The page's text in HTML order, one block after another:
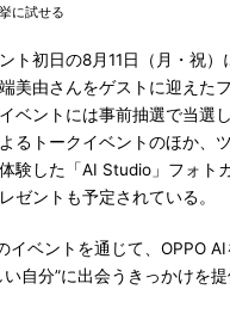
に試せる
ト初日の8月11日（月・祝）
美由さんをゲストに迎えた
ベントには事前抽選で当選
るトークイベントのほか、
験した「AI Studio」フォト
ゼントも予定されている。
イベントを通じて、OPPO
い自分”に出会うきっかけを